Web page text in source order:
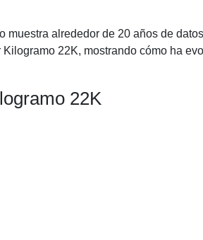
muestra alrededor de 20 años de
22K, mostrando cómo ha
22K